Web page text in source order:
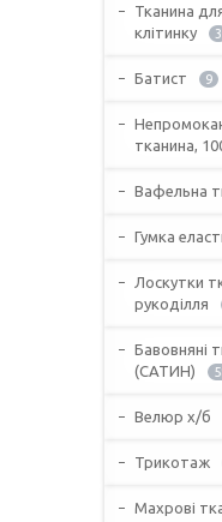
Тканина
клітинку
3
Батист 9
тканина,
Вафельна
Гумка
Лоскутки
рукоділля
Бавовняні
(САТИН)
Велюр х/б
Трикотаж
Махрові